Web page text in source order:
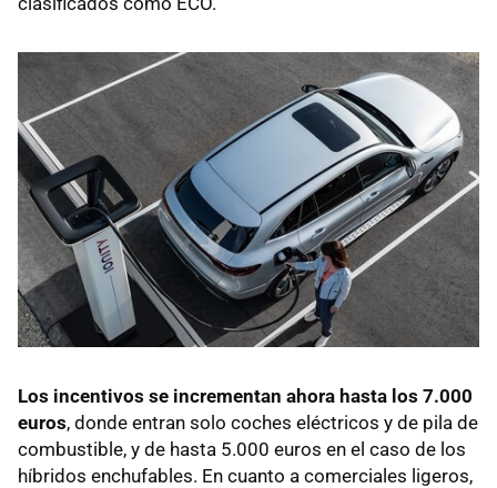
Los incentivos se incrementan ahora hasta los 7.000
euros, donde entran solo coches eléctricos y de pila de
combustible, y de hasta 5.000 euros en el caso de los
híbridos enchufables. En cuanto a comerciales ligeros,